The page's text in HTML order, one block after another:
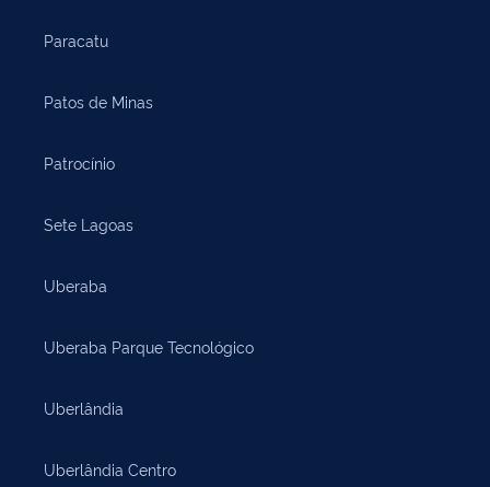
Paracatu
Patos de Minas
Patrocínio
Sete Lagoas
Uberaba
Uberaba Parque Tecnológico
Uberlândia
Uberlândia Centro